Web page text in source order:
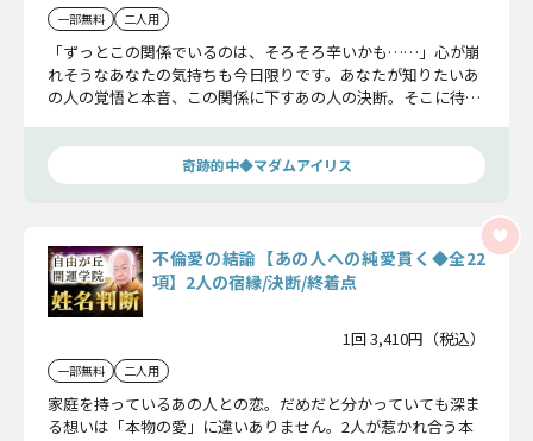
一部無料 二人用
「ずっとこの関係でいるのは、そろそろ辛いかも……」心が崩
れそうなあなたの気持ちも今日限りです。あなたが知りたいあ
の人の覚悟と本音、この関係に下すあの人の決断。そこに待ち
ましょう。
奇跡的中◆マダムアイリス
不倫愛の結論【あの人への純愛貫く◆全22
項】2人の宿縁/決断/終着点
1回 3,410円（税込）
一部無料 二人用
家庭を持っているあの人との恋。だめだと分かっていても深ま
る想いは「本物の愛」に違いありません。2人が惹かれ合う本